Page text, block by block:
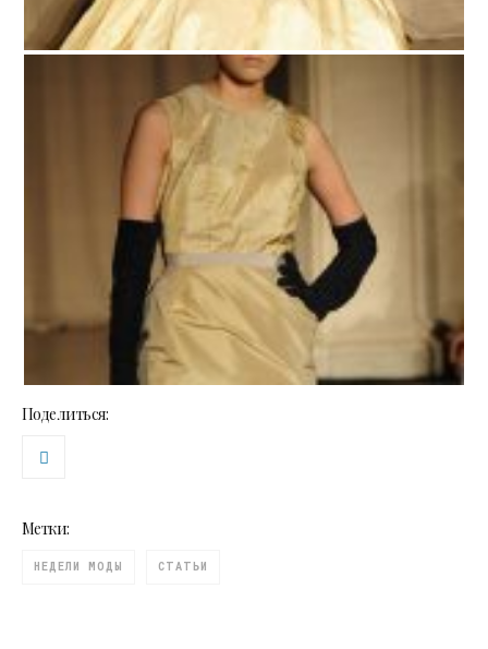
Поделиться:
Метки:
НЕДЕЛИ МОДЫ СТАТЬИ